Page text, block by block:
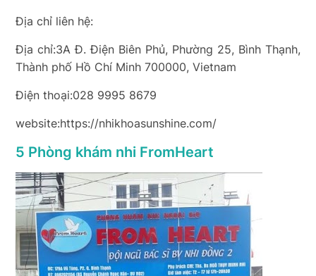
Địa chỉ liên hệ:
Địa chỉ:3A Đ. Điện Biên Phủ, Phường 25, Bình Thạnh,
Thành phố Hồ Chí Minh 700000, Vietnam
Điện thoại:028 9995 8679
website:https://nhikhoasunshine.com/
5 Phòng khám nhi FromHeart